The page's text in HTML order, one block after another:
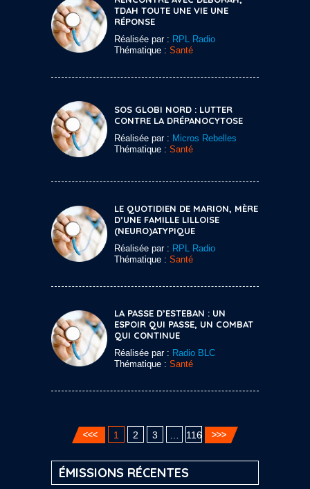
TDAH TOUTE UNE VIE UNE
RÉPONSE
Réalisée par : RPL Radio
Thématique : Santé
SOS GLOBI NORD : LUTTER
CONTRE LA DRÉPANOCYTOSE
Réalisée par : Micros Rebelles
Thématique : Santé
LE QUOTIDIEN DE MARION, MÈRE
D’UNE FAMILLE LILLOISE
(NEURO)ATYPIQUE
Réalisée par : RPL Radio
Thématique : Santé
LA PASSE D’ESTEBAN : UN
ESPOIR QUI PASSE, UN COMBAT
QUI CONTINUE
Réalisée par : Radio BLC
Thématique : Santé
1 2 3 116
ÉMISSIONS RÉCENTES